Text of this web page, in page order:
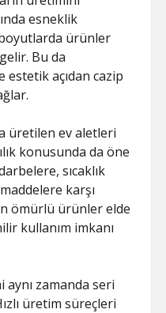
esneklik
ürünler
Bu da
açıdan cazip
üretilen ev aletleri
konusunda da öne
sıcaklık
karşı
ömürlü ürünler elde
kullanım imkanı
zamanda seri
üretim süreçleri